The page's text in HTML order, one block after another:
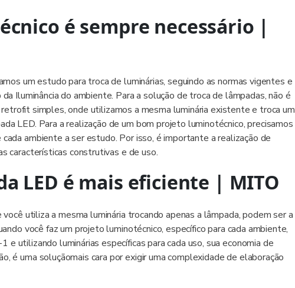
é sempre necessário |
um estudo para troca de luminárias, seguindo as normas vigentes e
Iluminância do ambiente. Para a solução de troca de lâmpadas, não é
simples, onde utilizamos a mesma luminária existente e troca um
LED. Para a realização de um bom projeto luminotécnico, precisamos
ambiente a ser estudo. Por isso, é importante a realização de
características construtivas e de uso.
LED é mais eficiente | MITO
utiliza a mesma luminária trocando apenas a lâmpada, podem ser a
você faz um projeto luminotécnico, específico para cada ambiente,
utilizando luminárias específicas para cada uso, sua economia de
é uma soluçãomais cara por exigir uma complexidade de elaboração